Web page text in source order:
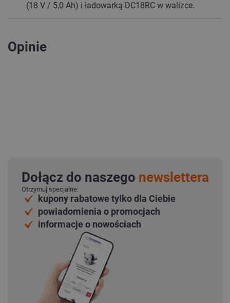
(18 V / 5,0 Ah) i ładowarką DC18RC w walizce.
Opinie
Dołącz do naszego newslettera
Otrzymuj specjalne:
kupony rabatowe tylko dla Ciebie
powiadomienia o promocjach
informacje o nowościach